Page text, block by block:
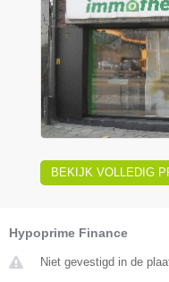
BEKIJK VOLLEDIG
Hypoprime Finance
Niet gevestigd in de